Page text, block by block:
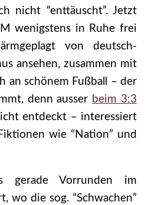
nicht “enttäuscht”.Jetzt
wenigstens in Ruhe frei
von deutsch-
ansehen, zusammen mit
an schönem Fußball – der
denn ausser beim 3:3
entdeckt – interessiert
wie “Nation” und
gerade Vorrunden im
wo die sog. “Schwachen”